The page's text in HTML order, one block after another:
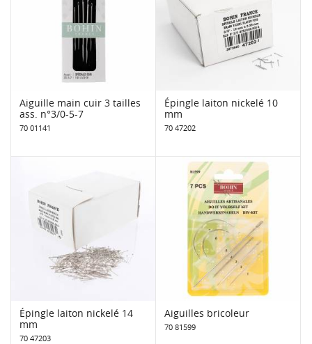
Aiguille main cuir 3 tailles
ass. n°3/0-5-7
70 01141
Épingle laiton nickelé 10
mm
70 47202
Épingle laiton nickelé 14
mm
70 47203
Aiguilles bricoleur
70 81599